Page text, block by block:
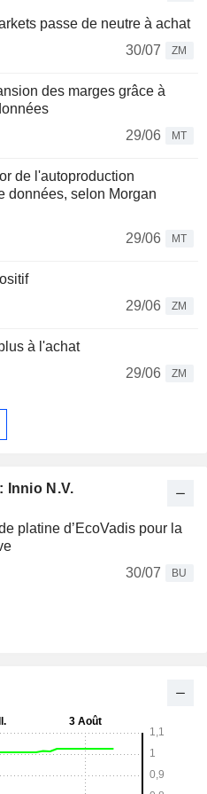
passe de neutre à achat
30/07
ZM
des marges grâce à
29/06
MT
de l'autoproduction
données, selon Morgan
29/06
MT
29/06
ZM
à l'achat
29/06
ZM
Innio N.V.
platine d’EcoVadis pour la
30/07
BU